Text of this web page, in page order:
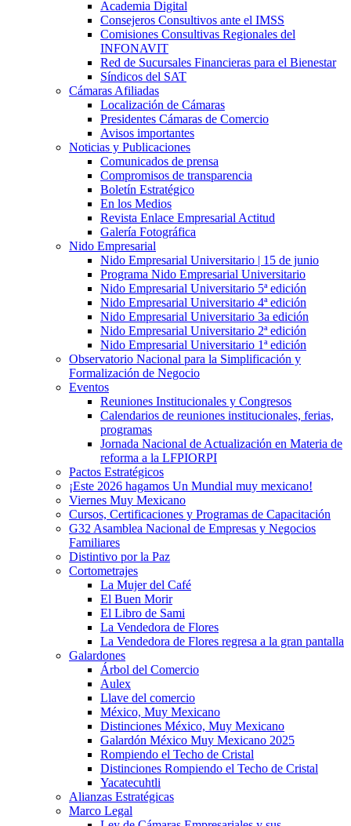
Academia Digital
Consejeros Consultivos ante el IMSS
Comisiones Consultivas Regionales del
INFONAVIT
Red de Sucursales Financieras para el Bienestar
Síndicos del SAT
Cámaras Afiliadas
Localización de Cámaras
Presidentes Cámaras de Comercio
Avisos importantes
Noticias y Publicaciones
Comunicados de prensa
Compromisos de transparencia
Boletín Estratégico
En los Medios
Revista Enlace Empresarial Actitud
Galería Fotográfica
Nido Empresarial
Nido Empresarial Universitario | 15 de junio
Programa Nido Empresarial Universitario
Nido Empresarial Universitario 5ª edición
Nido Empresarial Universitario 4ª edición
Nido Empresarial Universitario 3a edición
Nido Empresarial Universitario 2ª edición
Nido Empresarial Universitario 1ª edición
Observatorio Nacional para la Simplificación y
Formalización de Negocio
Eventos
Reuniones Institucionales y Congresos
Calendarios de reuniones institucionales, ferias,
programas
Jornada Nacional de Actualización en Materia de
reforma a la LFPIORPI
Pactos Estratégicos
¡Este 2026 hagamos Un Mundial muy mexicano!
Viernes Muy Mexicano
Cursos, Certificaciones y Programas de Capacitación
G32 Asamblea Nacional de Empresas y Negocios
Familiares
Distintivo por la Paz
Cortometrajes
La Mujer del Café
El Buen Morir
El Libro de Sami
La Vendedora de Flores
La Vendedora de Flores regresa a la gran pantalla
Galardones
Árbol del Comercio
Aulex
Llave del comercio
México, Muy Mexicano
Distinciones México, Muy Mexicano
Galardón México Muy Mexicano 2025
Rompiendo el Techo de Cristal
Distinciones Rompiendo el Techo de Cristal
Yacatecuhtli
Alianzas Estratégicas
Marco Legal